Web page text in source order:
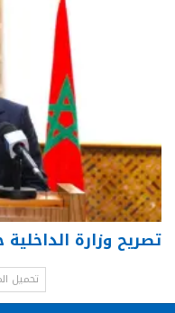
تصريح وزارة
تحميل